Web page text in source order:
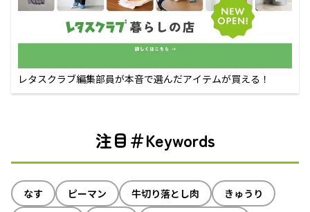
レタスクラブ編集部員が本音で選んだアイテムが買える！
注目＃Keywords
なす ピーマン 牛切り落とし肉
きゅうり